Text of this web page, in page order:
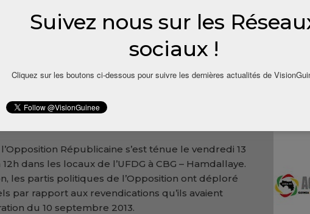
de la tenue des élections législatives en Guinée,
réunie en plénière ce vendredi au QG de
l’opposition a noté une diminution
vote dans les localités réputées être fiefs de
l’augmentation du nombre d’électeurs. La
par la prise de décision de reprendre les
à compter du 19 septembre prochain, si toutefois
les revendications fondamentales de
Républicaine s’est ténue le vendredi 13
dans les locaux de l’UFDG à CBG – Hamdallaye.
les partis politiques de l’Opposition ont déploré
par rapport aux revendications qu’ils avaient
du 10 septembre 2013.
Suivez nous sur les
sociaux !
Cliquez sur les boutons ci-dessous pour suivre les dernières actualités de